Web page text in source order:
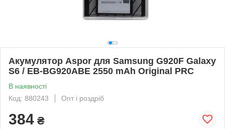
Акумулятор Aspor для Samsung G920F Galaxy
S6 / EB-BG920ABE 2550 mAh Original PRC
В наявності
Код: 880243
Опт і роздріб
384 ₴